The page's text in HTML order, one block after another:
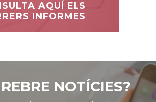
AQUÍ ELS
INFORMES
NOTÍCIES?